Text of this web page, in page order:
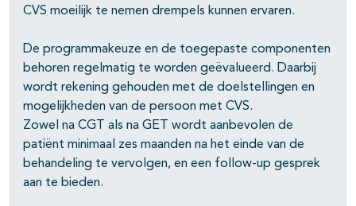
CVS moeilijk te nemen drempels kunnen ervaren.
De programmakeuze en de toegepaste componenten
behoren regelmatig te worden geëvalueerd. Daarbij
wordt rekening gehouden met de doelstellingen en
mogelijkheden van de persoon met CVS.
Zowel na CGT als na GET wordt aanbevolen de
patiënt minimaal zes maanden na het einde van de
behandeling te vervolgen, en een follow-up gesprek
aan te bieden.